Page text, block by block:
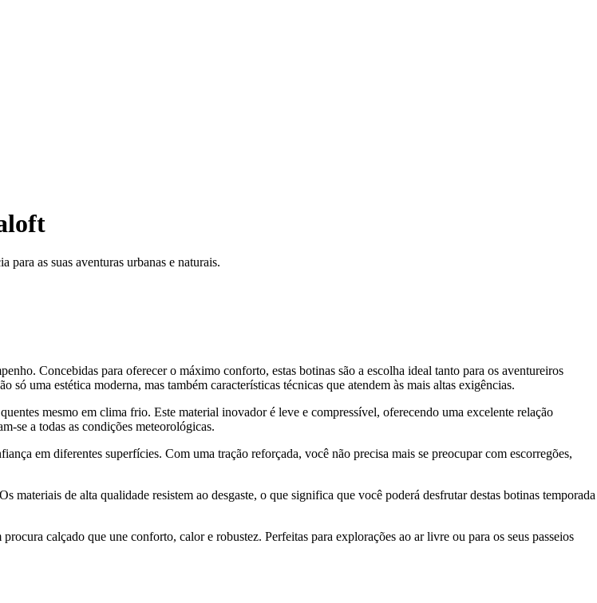
as suas aventuras urbanas e naturais.
Concebidas para oferecer o máximo conforto, estas botinas são a escolha ideal tanto para os aventureiros
uma estética moderna, mas também características técnicas que atendem às mais altas exigências.
mesmo em clima frio. Este material inovador é leve e compressível, oferecendo uma excelente relação
se a todas as condições meteorológicas.
em diferentes superfícies. Com uma tração reforçada, você não precisa mais se preocupar com escorregões,
de alta qualidade resistem ao desgaste, o que significa que você poderá desfrutar destas botinas temporada
calçado que une conforto, calor e robustez. Perfeitas para explorações ao ar livre ou para os seus passeios